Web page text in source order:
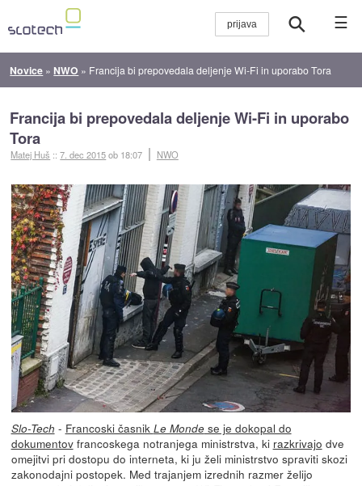
☰
Novice » NWO » Francija bi prepovedala deljenje Wi-Fi in uporabo Tora
Francija bi prepovedala deljenje Wi-Fi in uporabo
Tora
Matej Huš ::7. dec 2015ob 18:07 NWO
Slo-Tech - Francoski časnik Le Mondese je dokopal do
dokumentovfrancoskega notranjega ministrstva, ki razkrivajo dve
omejitvi pri dostopu do interneta, ki ju želi ministrstvo spraviti skozi
zakonodajni postopek. Med trajanjem izrednih razmer želijo